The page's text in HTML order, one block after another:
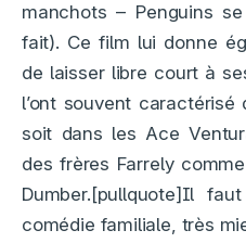
manchots – Penguins
fait). Ce film lui donne
de laisser libre court à
l’ont souvent
soit dans les Ace
des frères Farrely
Dumber.[pullquote]Il
comédie familiale, très